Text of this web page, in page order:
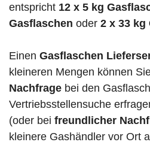
entspricht 12 x 5 kg
Gasflaschen oder 2 x 33 kg
Einen Gasflaschen
kleineren Mengen können
Nachfrage bei den
Vertriebsstellensuche
(oder bei freundlicher
kleinere Gashändler vor Ort